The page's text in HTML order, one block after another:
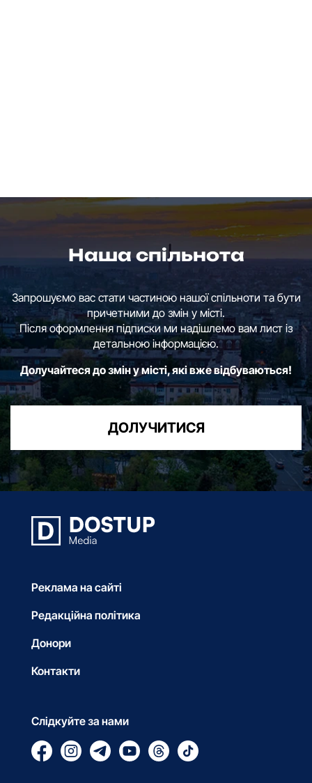
Наша спільнота
Запрошуємо вас стати частиною нашої спільноти та бути
причетними до змін у місті.
Після оформлення підписки ми надішлемо вам лист із
детальною інформацією.
Долучайтеся до змін у місті, які вже відбуваються!
ДОЛУЧИТИСЯ
Реклама на сайті
Редакційна політика
Донори
Контакти
Слідкуйте за нами